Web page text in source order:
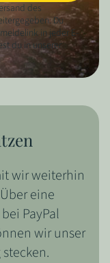
des
Du
in jeder E-
du in unserer
wir weiterhin
eine
PayPal
wir unser